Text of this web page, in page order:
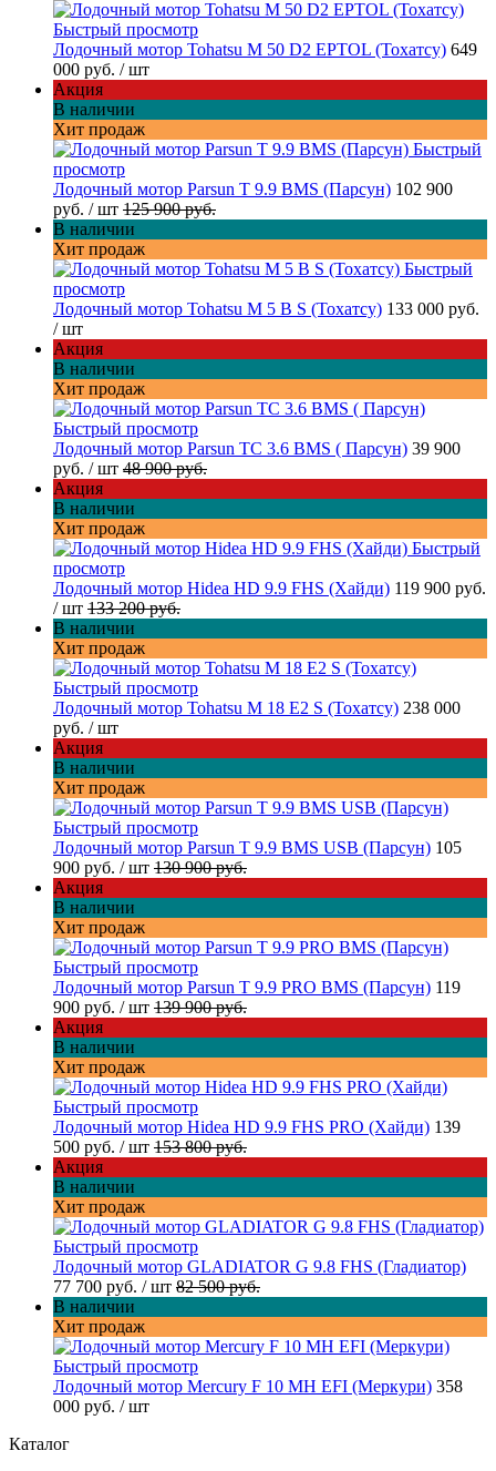
Быстрый просмотр
Лодочный мотор Tohatsu M 50 D2 EPTOL (Тохатсу) 649
000 руб. / шт
Акция
В наличии
Хит продаж
Быстрый
просмотр
Лодочный мотор Parsun T 9.9 BMS (Парсун) 102 900
руб. / шт 125 900 руб.
В наличии
Хит продаж
Быстрый
просмотр
Лодочный мотор Tohatsu M 5 B S (Тохатсу) 133 000 руб.
/ шт
Акция
В наличии
Хит продаж
Быстрый просмотр
Лодочный мотор Parsun TC 3.6 BMS ( Парсун) 39 900
руб. / шт 48 900 руб.
Акция
В наличии
Хит продаж
Быстрый
просмотр
Лодочный мотор Hidea HD 9.9 FHS (Хайди) 119 900 руб.
/ шт 133 200 руб.
В наличии
Хит продаж
Быстрый просмотр
Лодочный мотор Tohatsu M 18 E2 S (Тохатсу) 238 000
руб. / шт
Акция
В наличии
Хит продаж
Быстрый просмотр
Лодочный мотор Parsun T 9.9 BMS USB (Парсун) 105
900 руб. / шт 130 900 руб.
Акция
В наличии
Хит продаж
Быстрый просмотр
Лодочный мотор Parsun T 9.9 PRO BMS (Парсун) 119
900 руб. / шт 139 900 руб.
Акция
В наличии
Хит продаж
Быстрый просмотр
Лодочный мотор Hidea HD 9.9 FHS PRO (Хайди) 139
500 руб. / шт 153 800 руб.
Акция
В наличии
Хит продаж
Быстрый просмотр
Лодочный мотор GLADIATOR G 9.8 FHS (Гладиатор)
77 700 руб. / шт 82 500 руб.
В наличии
Хит продаж
Быстрый просмотр
Лодочный мотор Mercury F 10 MH EFI (Меркури) 358
000 руб. / шт
Каталог